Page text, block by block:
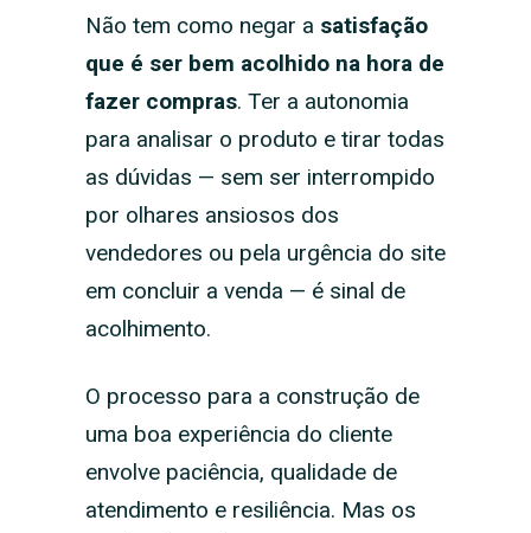
Não tem como negar a satisfação
que é ser bem acolhido na hora de
fazer compras. Ter a autonomia
para analisar o produto e tirar todas
as dúvidas — sem ser interrompido
por olhares ansiosos dos
vendedores ou pela urgência do site
em concluir a venda — é sinal de
acolhimento.
O processo para a construção de
uma boa experiência do cliente
envolve paciência, qualidade de
atendimento e resiliência. Mas os